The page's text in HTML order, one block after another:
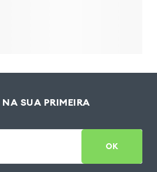
SUA PRIMEIRA
OK